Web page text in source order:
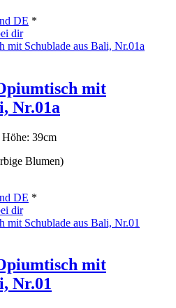
DE *
dir
mit
Nr.01a
39cm
Blumen)
DE *
dir
mit
Nr.01